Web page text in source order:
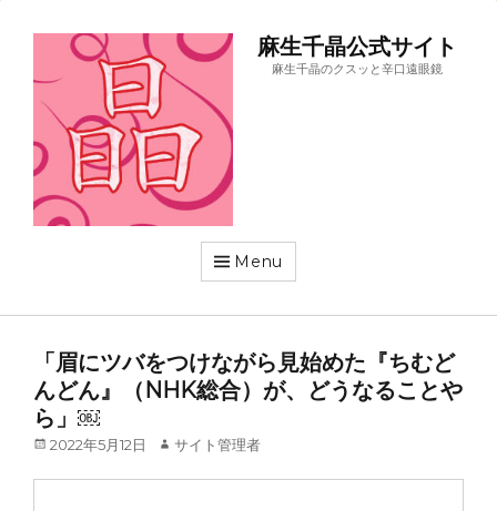
麻生千晶公式サイト
麻生千晶のクスッと辛口遠眼鏡
Menu
「眉にツバをつけながら見始めた『ちむど
んどん』（NHK総合）が、どうなることや
ら」￼
Posted
2022年5月12日 Author
サイト管理者